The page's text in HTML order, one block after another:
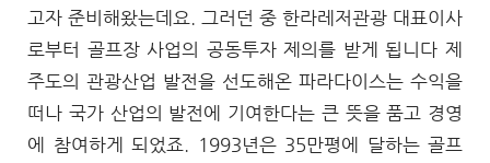
고자 준비해왔는데요. 그러던 중 한라레저관광 대표이사
로부터 골프장 사업의 공동투자 제의를 받게 됩니다 제
주도의 관광산업 발전을 선도해온 파라다이스는 수익을
떠나 국가 산업의 발전에 기여한다는 큰 뜻을 품고 경영
에 참여하게 되었죠. 1993년은 35만평에 달하는 골프